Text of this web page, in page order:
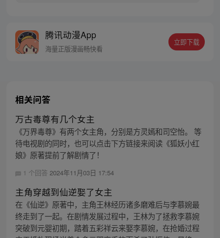
腾讯动漫App
海量正版漫画畅快看
立即下载
相关问答
万古毒尊有几个女主
《万界毒尊》有两个女主角，分别是方灵嫣和司空怡。 等
待电视剧的同时，也可以点击下方链接来阅读《狐妖小红
娘》原著提前了解剧情了！
1 个回答 2024年11月03日 17:54
主角穿越到仙逆娶了女主
在《仙逆》原著中，主角王林经历诸多磨难后与李慕婉最
终走到了一起。在剧情发展过程中，王林为了拯救李慕婉
突破到元婴初期，踏着五彩祥云来娶李慕婉，在抢婚过程